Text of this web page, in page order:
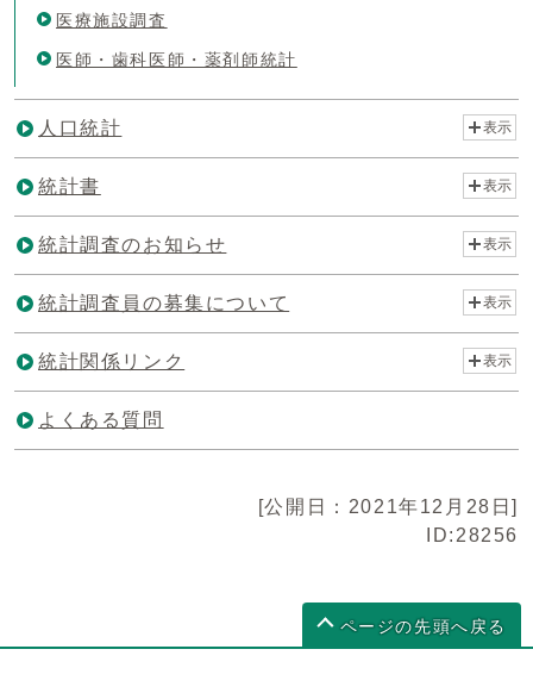
医療施設調査
医師・歯科医師・薬剤師統計
人口統計 表示
統計書 表示
統計調査のお知らせ 表示
統計調査員の募集について 表示
統計関係リンク 表示
よくある質問
[公開日：2021年12月28日]
ID:28256
ページの先頭へ戻る